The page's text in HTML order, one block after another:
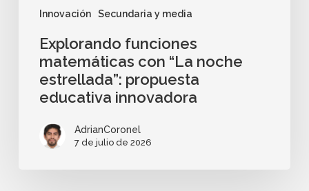
Innovación Secundaria y media
Explorando funciones
matemáticas con “La noche
estrellada”: propuesta
educativa innovadora
AdrianCoronel
7 de julio de 2026